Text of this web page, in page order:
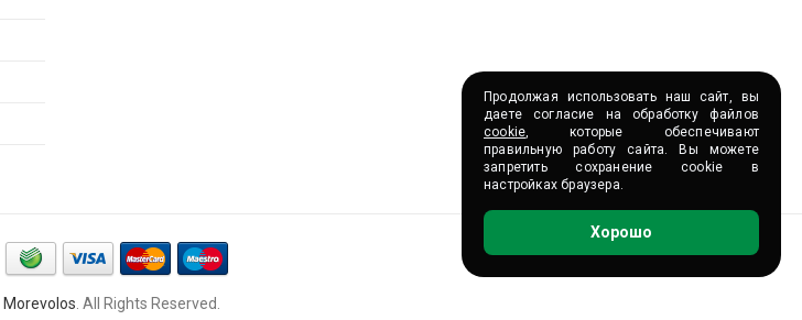
Morevolos . All Rights Reserved.
Продолжая использовать наш сайт, вы
даете согласие на обработку файлов
cookie, которые обеспечивают
правильную работу сайта. Вы можете
запретить сохранение cookie в
настройках браузера.
Хорошо